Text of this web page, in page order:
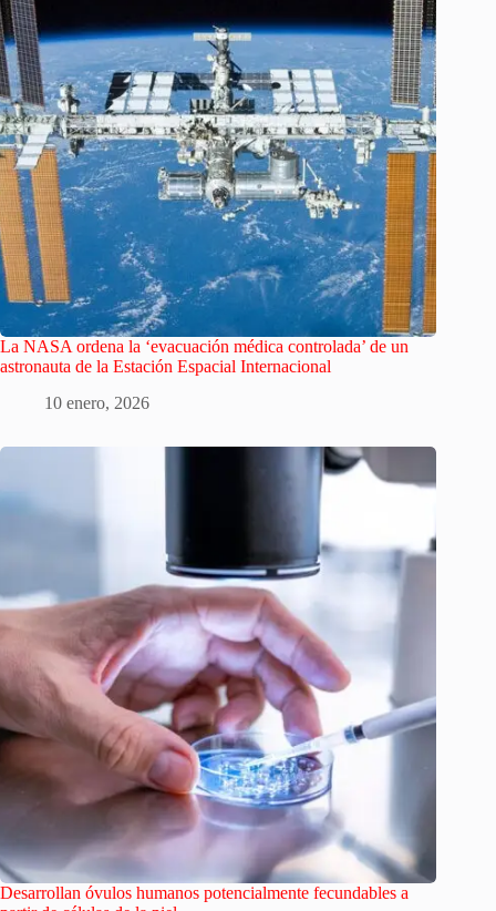
La NASA ordena la ‘evacuación médica controlada’ de un
astronauta de la Estación Espacial Internacional
10 enero, 2026
Desarrollan óvulos humanos potencialmente fecundables a